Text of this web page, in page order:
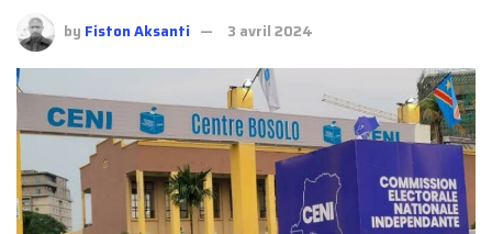
by Fiston Aksanti 3 avril 2024